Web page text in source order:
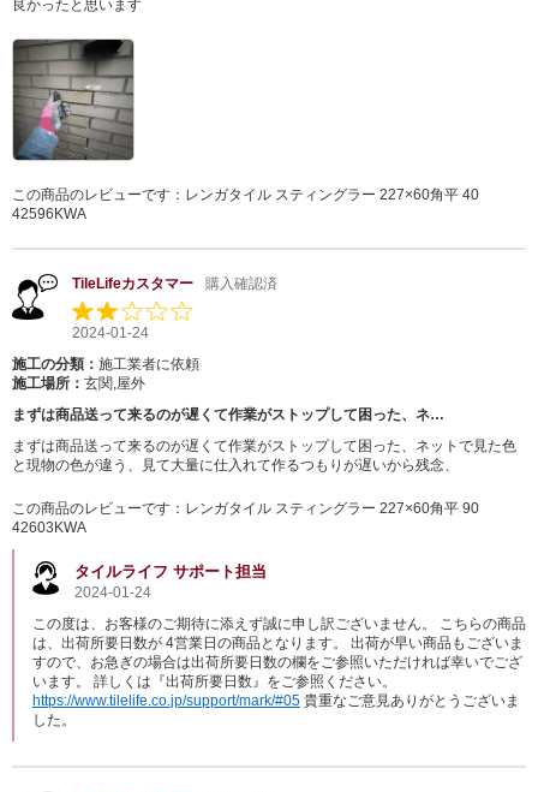
良かったと思います
この商品のレビューです： レンガタイル スティングラー 227×60角平 40
42596KWA
TileLifeカスタマー 購入確認済
2024-01-24
施工の分類： 施工業者に依頼
施工場所： 玄関,屋外
まずは商品送って来るのが遅くて作業がストップして困った、ネ…
まずは商品送って来るのが遅くて作業がストップして困った、ネットで見た色
と現物の色が違う、見て大量に仕入れて作るつもりが遅いから残念、
この商品のレビューです： レンガタイル スティングラー 227×60角平 90
42603KWA
タイルライフ サポート担当
2024-01-24
この度は、お客様のご期待に添えず誠に申し訳ございません。 こちらの商品
は、出荷所要日数が 4営業日の商品となります。 出荷が早い商品もございま
すので、お急ぎの場合は出荷所要日数の欄をご参照いただければ幸いでござ
います。 詳しくは『出荷所要日数』をご参照ください。
https://www.tilelife.co.jp/support/mark/#05 貴重なご意見ありがとうございま
した。